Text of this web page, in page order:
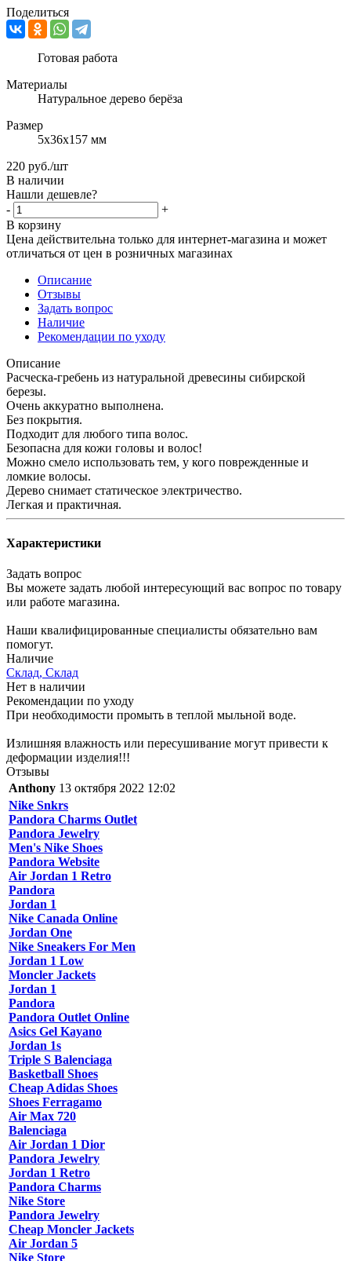
Поделиться
Готовая работа
Материалы
Натуральное дерево берёза
Размер
5х36х157 мм
220 руб./шт
В наличии
Нашли дешевле?
-
+
В корзину
Цена действительна только для интернет-магазина и может
отличаться от цен в розничных магазинах
Описание
Отзывы
Задать вопрос
Наличие
Рекомендации по уходу
Описание
Расческа-гребень из натуральной древесины сибирской
березы.
Очень аккуратно выполнена.
Без покрытия.
Подходит для любого типа волос.
Безопасна для кожи головы и волос!
Можно смело использовать тем, у кого поврежденные и
ломкие волосы.
Дерево снимает статическое электричество.
Легкая и практичная.
Характеристики
Задать вопрос
Вы можете задать любой интересующий вас вопрос по товару
или работе магазина.
Наши квалифицированные специалисты обязательно вам
помогут.
Наличие
Склад, Склад
Нет в наличии
Рекомендации по уходу
При необходимости промыть в теплой мыльной воде.
Излишняя влажность или пересушивание могут привести к
деформации изделия!!!
Отзывы
Anthony 13 октября 2022 12:02
Nike Snkrs
Pandora Charms Outlet
Pandora Jewelry
Men's Nike Shoes
Pandora Website
Air Jordan 1 Retro
Pandora
Jordan 1
Nike Canada Online
Jordan One
Nike Sneakers For Men
Jordan 1 Low
Moncler Jackets
Jordan 1
Pandora
Pandora Outlet Online
Asics Gel Kayano
Jordan 1s
Triple S Balenciaga
Basketball Shoes
Cheap Adidas Shoes
Shoes Ferragamo
Air Max 720
Balenciaga
Air Jordan 1 Dior
Pandora Jewelry
Jordan 1 Retro
Pandora Charms
Nike Store
Pandora Jewelry
Cheap Moncler Jackets
Air Jordan 5
Nike Store